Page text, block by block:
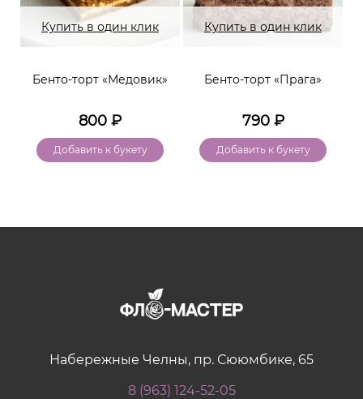
Купить в один клик
Бенто-торт «Медовик»
800 ₽
Добавить к букету
Купить в один клик
Бенто-торт «Прага»
790₽
Добавить к букету
Набережные Челны, пр. Сююмбике, 65
8 (963) 124-52-05